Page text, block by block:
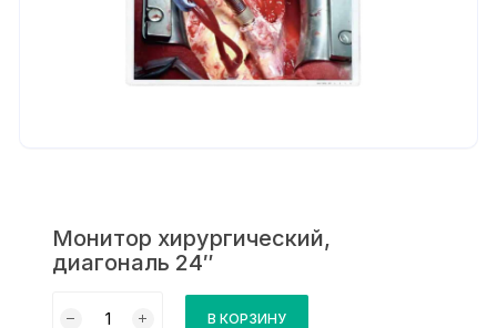
Монитор хирургический,
диагональ 24″
В КОРЗИНУ